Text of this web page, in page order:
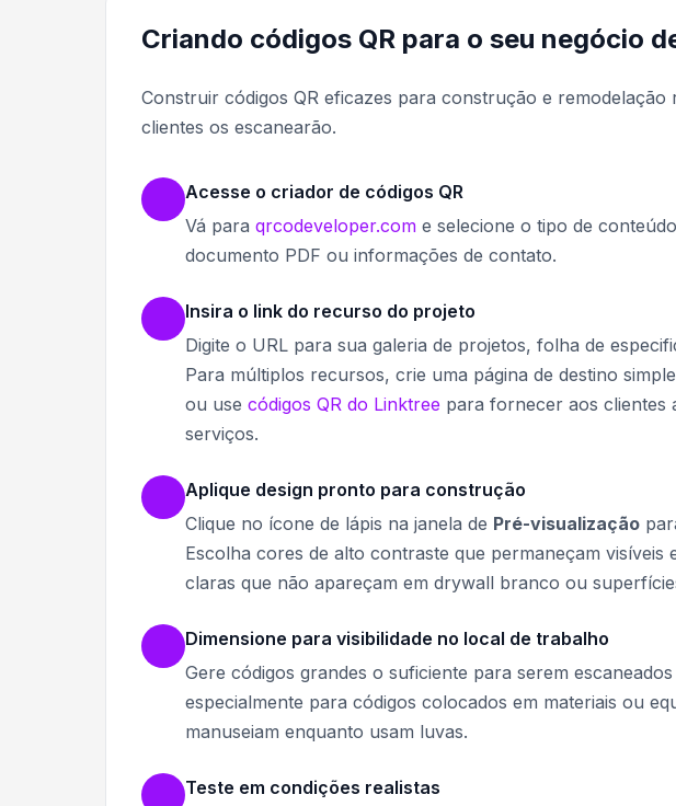
Criando códigos QR para o seu negócio
Construir códigos QR eficazes para construção e
clientes os escanearão.
Acesse o criador de códigos QR
Vá para qrcodeveloper.com e selecione o tipo de
documento PDF ou informações de contato.
Insira o link do recurso do projeto
Digite o URL para sua galeria de projetos, folha de
Para múltiplos recursos, crie uma página de destino
ou use códigos QR do Linktree para fornecer aos clientes
serviços.
Aplique design pronto para construção
Clique no ícone de lápis na janela de Pré-visualização
Escolha cores de alto contraste que permaneçam visíveis
claras que não apareçam em drywall branco ou
Dimensione para visibilidade no local de trabalho
Gere códigos grandes o suficiente para serem
especialmente para códigos colocados em materiais ou
manuseiam enquanto usam luvas.
Teste em condições realistas